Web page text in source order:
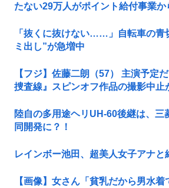
たない29万人がポイント給付事業か
「抜くに抜けない……」自転車の青
ミ出し”が急増中
【フジ】佐藤二朗（57） 主演予定
捜査線』スピンオフ作品の撮影中止
陸自の多用途ヘリUH-60後継は、三
同開発に？！
レインボー池田、超美人女子アナと
【画像】女さん「貧乳だから男水